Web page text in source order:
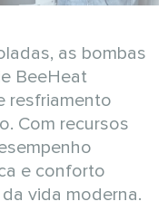
as bombas
BeeHeat
resfriamento
Com recursos
e conforto
vida moderna.